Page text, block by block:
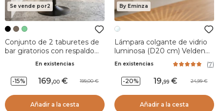
Se vende por2
Conjunto de 2 taburetes de
bar giratorios con respaldo
de 63 a 84 cm) Carly Negro
En existencias
-15% 169,00 199,00
Añadir a la cesta
By Eminza
Lámpara colgante de vidrio
luminosa (D20 cm) Velden
En existencias (7)
-20% 19,99 24,99
Añadir a la cesta